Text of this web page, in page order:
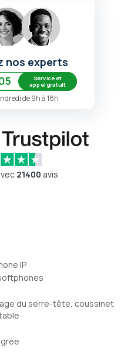
nos experts
Service et
appel gratuit
de 9h à 18h
21400 avis
IP
du serre-tête, coussinet